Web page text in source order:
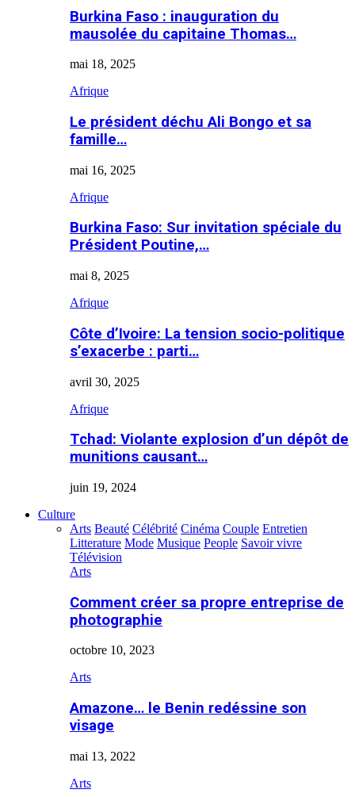
Burkina Faso : inauguration du
mausolée du capitaine Thomas…
mai 18, 2025
Afrique
Le président déchu Ali Bongo et sa
famille…
mai 16, 2025
Afrique
Burkina Faso: Sur invitation spéciale du
Président Poutine,…
mai 8, 2025
Afrique
Côte d’Ivoire: La tension socio-politique
s’exacerbe : parti…
avril 30, 2025
Afrique
Tchad: Violante explosion d’un dépôt de
munitions causant…
juin 19, 2024
Culture
Arts Beauté Célébrité Cinéma Couple Entretien
Litterature Mode Musique People Savoir vivre
Télévision
Arts
Comment créer sa propre entreprise de
photographie
octobre 10, 2023
Arts
Amazone… le Benin redéssine son
visage
mai 13, 2022
Arts